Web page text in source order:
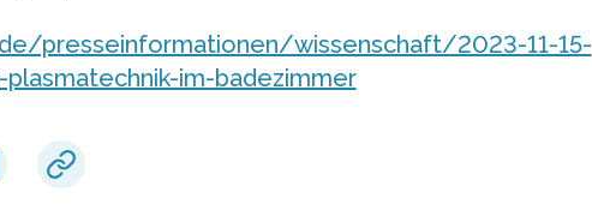
presseinformationen/wissenschaft/2023-11-15-
im-badezimmer